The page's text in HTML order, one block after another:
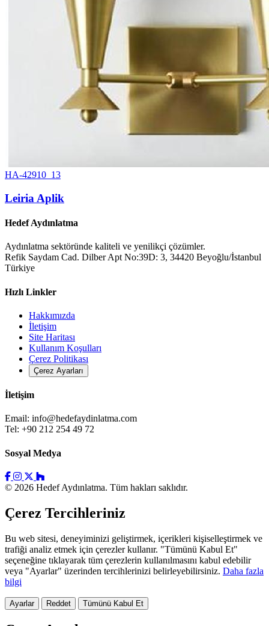
HA-42910_13
Leiria Aplik
Hedef Aydınlatma
Aydınlatma sektöründe kaliteli ve yenilikçi çözümler.
Refik Saydam Cad. Dilber Apt No:39D: 3, 34420 Beyoğlu/İstanbul
Türkiye
Hızlı Linkler
Hakkımızda
İletişim
Site Haritası
Kullanım Koşulları
Çerez Politikası
Çerez Ayarları
İletişim
Email: info@hedefaydinlatma.com
Tel: +90 212 254 49 72
Sosyal Medya
© 2026 Hedef Aydınlatma. Tüm hakları saklıdır.
Çerez Tercihleriniz
Bu web sitesi, deneyiminizi geliştirmek, içerikleri kişiselleştirmek ve
trafiği analiz etmek için çerezler kullanır. "Tümünü Kabul Et"
seçeneğine tıklayarak tüm çerezlerin kullanılmasını kabul edebilir
veya "Ayarlar" üzerinden tercihlerinizi belirleyebilirsiniz. Daha fazla
bilgi
Ayarlar Reddet Tümünü Kabul Et